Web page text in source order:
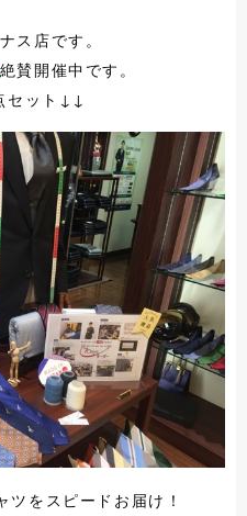
ス店です。
絶賛開催中です。
セット↓↓
ツをスピードお届け！